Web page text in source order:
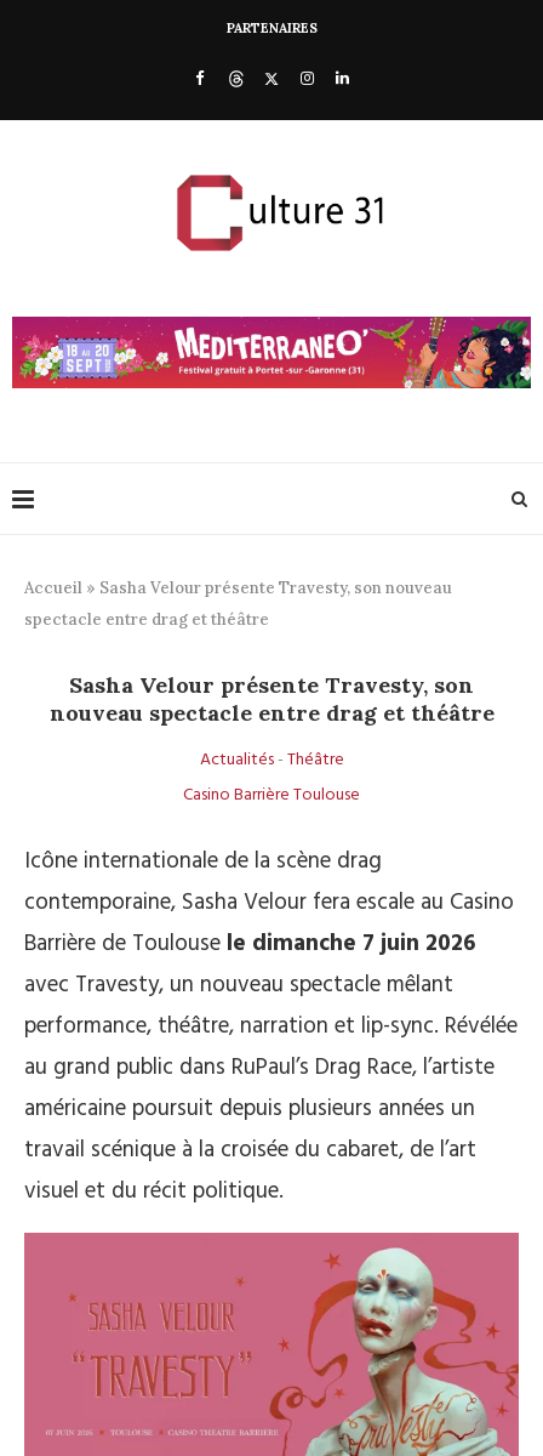
PARTENAIRES
Accueil » Sasha Velour présente Travesty, son nouveau
spectacle entre drag et théâtre
Sasha Velour présente Travesty, son
nouveau spectacle entre drag et théâtre
Actualités-Théâtre
Casino Barrière Toulouse
Icône internationale de la scène drag
contemporaine, Sasha Velour fera escale au Casino
Barrière de Toulouse le dimanche 7 juin 2026
avec Travesty, un nouveau spectacle mêlant
performance, théâtre, narration et lip-sync. Révélée
au grand public dans RuPaul’s Drag Race, l’artiste
américaine poursuit depuis plusieurs années un
travail scénique à la croisée du cabaret, de l’art
visuel et du récit politique.